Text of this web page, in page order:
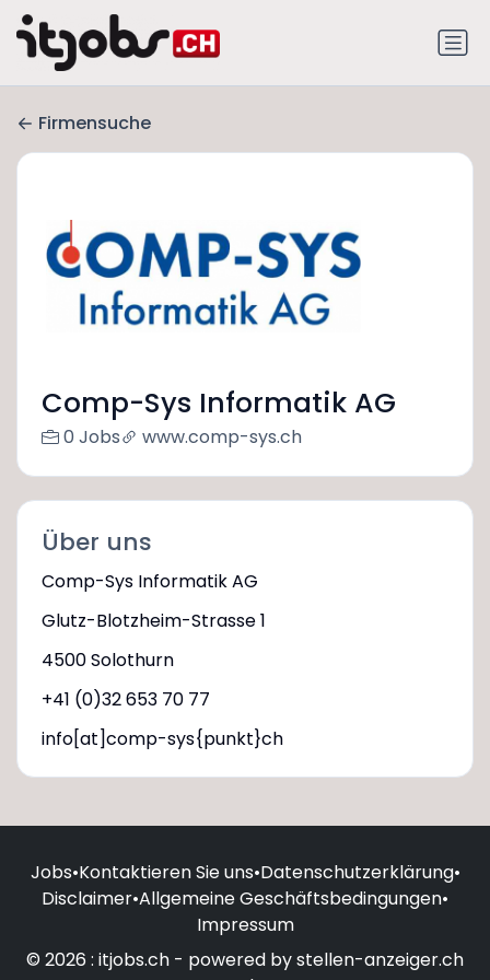
Firmensuche
Comp-Sys Informatik AG
0 Jobs www.comp-sys.ch
Über uns
Comp-Sys Informatik AG
Glutz-Blotzheim-Strasse 1
4500 Solothurn
+41 (0)32 653 70 77
info[at]comp-sys{punkt}ch
Jobs•Kontaktieren Sie uns•Datenschutzerklärung•
Disclaimer•Allgemeine Geschäftsbedingungen•
Impressum
© 2026 : itjobs.ch - powered by stellen-anzeiger.ch